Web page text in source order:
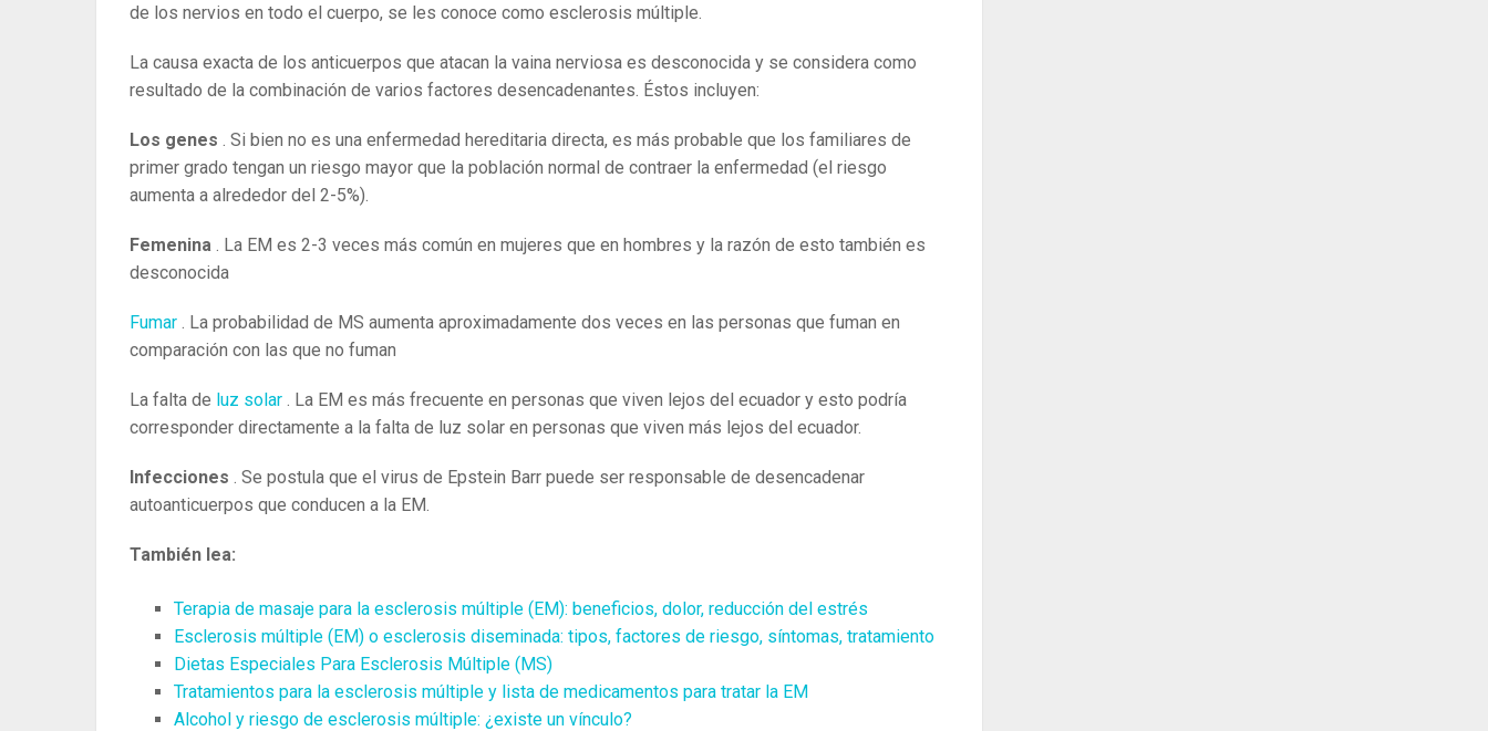
de los nervios en todo el cuerpo, se les conoce como esclerosis múltiple.
La causa exacta de los anticuerpos que atacan la vaina nerviosa es desconocida y se considera como
resultado de la combinación de varios factores desencadenantes. Éstos incluyen:
Los genes . Si bien no es una enfermedad hereditaria directa, es más probable que los familiares de
primer grado tengan un riesgo mayor que la población normal de contraer la enfermedad (el riesgo
aumenta a alrededor del 2-5%).
Femenina . La EM es 2-3 veces más común en mujeres que en hombres y la razón de esto también es
desconocida
Fumar . La probabilidad de MS aumenta aproximadamente dos veces en las personas que fuman en
comparación con las que no fuman
La falta de luz solar . La EM es más frecuente en personas que viven lejos del ecuador y esto podría
corresponder directamente a la falta de luz solar en personas que viven más lejos del ecuador.
Infecciones . Se postula que el virus de Epstein Barr puede ser responsable de desencadenar
autoanticuerpos que conducen a la EM.
También lea:
Terapia de masaje para la esclerosis múltiple (EM): beneficios, dolor, reducción del estrés
Esclerosis múltiple (EM) o esclerosis diseminada: tipos, factores de riesgo, síntomas, tratamiento
Dietas Especiales Para Esclerosis Múltiple (MS)
Tratamientos para la esclerosis múltiple y lista de medicamentos para tratar la EM
Alcohol y riesgo de esclerosis múltiple: ¿existe un vínculo?